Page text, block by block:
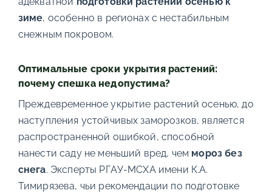
зиме, особенно в регионах с нестабильным
снежным покровом.
Оптимальные сроки укрытия растений:
почему спешка недопустима?
Преждевременное укрытие растений осенью, до
наступления устойчивых заморозков, является
распространенной ошибкой, способной
нанести саду не меньший вред, чем мороз без
снега. Эксперты РГАУ-МСХА имени К.А.
Тимирязева, чьи рекомендации по подготовке